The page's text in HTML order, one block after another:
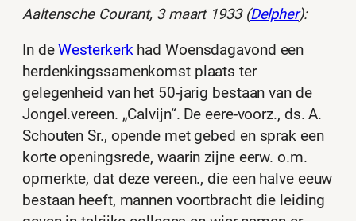
Aaltensche Courant, 3 maart 1933 (Delpher):
In deWesterkerkhad Woensdagavond een
herdenkingssamenkomst plaats ter
gelegenheid van het 50-jarig bestaan van de
Jongel.vereen. „Calvijn“. De eere-voorz., ds. A.
Schouten Sr., opende met gebed en sprak een
korte openingsrede, waarin zijne eerw. o.m.
opmerkte, dat deze vereen., die een halve eeuw
bestaan heeft, mannen voortbracht die leiding